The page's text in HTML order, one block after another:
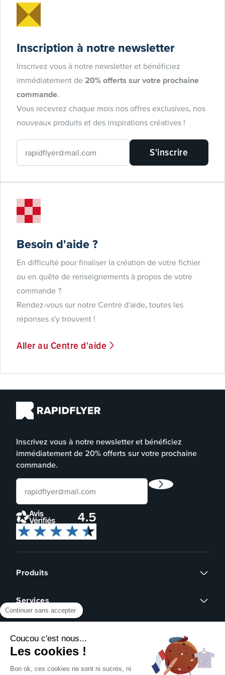
Inscription à notre newsletter
Inscrivez vous à notre newsletter et bénéficiez
immédiatement de 20% offerts sur votre prochaine
commande
Vous recevrez chaque mois nos offres exclusives, nos
nouveaux produits et des inspirations créatives !
S'inscrire
Besoin d'aide ?
En difficulté pour finaliser la création de votre fichier
ou en quête de renseignements à propos de votre
commande ?
Rendez-vous sur notre Centre d'aide, toutes les
réponses s'y trouvent !
Aller au Centre d'aide
Inscrivez vous à notre newsletter et bénéficiez
immédiatement de 20% offerts sur votre prochaine
commande.
4.5
Produits
Cartes de visite
Affiches
Brochures
Éco-responsable
Express 24h
Services
Devis sur mesure
Revendeurs
Qui sommes-nous ?
Avis clients
Partenariat
Assistance
Continuer sans accepter
Coucou c'est nous...
Les cookies !
Bon ok, ces cookies ne sont ni sucrés, ni